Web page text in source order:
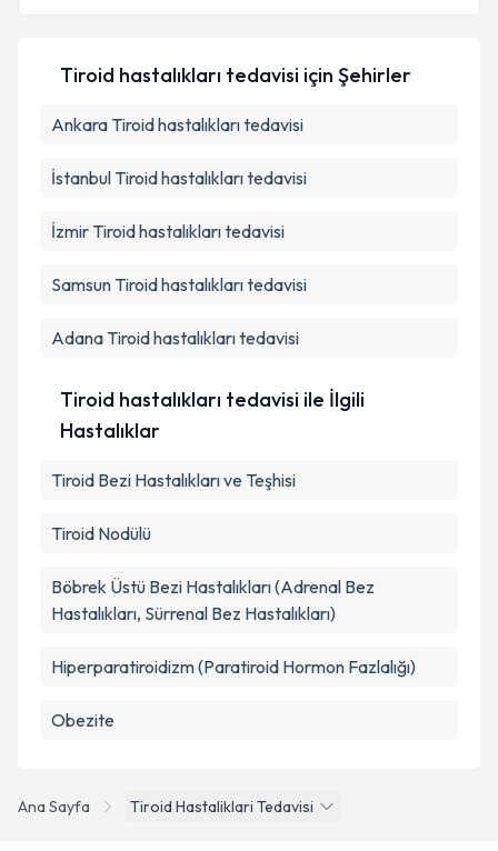
Metni'ni okudum ve kişisel verilerimin belirtilen
Ana Sayfa Tiroid Hastaliklari Tedavisi
Tiroid hastalıkları tedavisi için Şehirler
Ankara Tiroid hastalıkları tedavisi
İstanbul Tiroid hastalıkları tedavisi
İzmir Tiroid hastalıkları tedavisi
Samsun Tiroid hastalıkları tedavisi
Adana Tiroid hastalıkları tedavisi
Tiroid hastalıkları tedavisi ile İlgili
Hastalıklar
Tiroid Bezi Hastalıkları ve Teşhisi
Tiroid Nodülü
Böbrek Üstü Bezi Hastalıkları (Adrenal Bez
Hastalıkları, Sürrenal Bez Hastalıkları)
Hiperparatiroidizm (Paratiroid Hormon Fazlalığı)
Obezite